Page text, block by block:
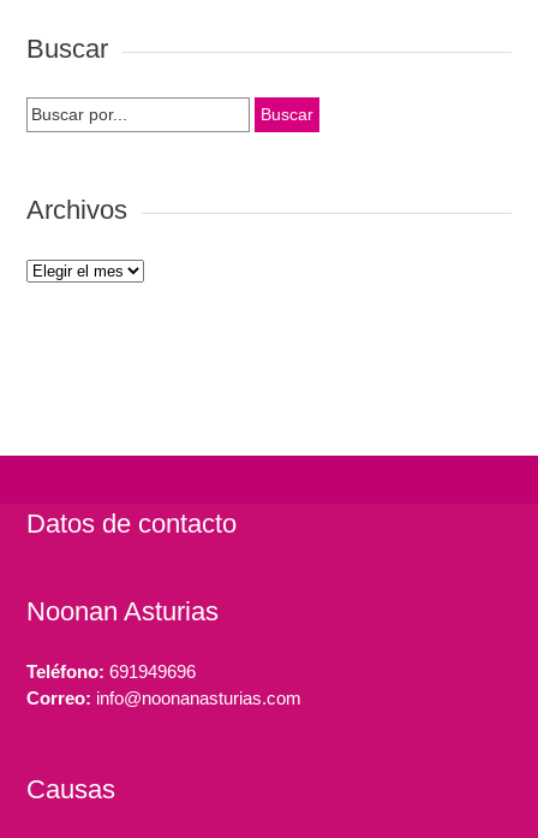
Buscar
Search
for:
Archivos
Archivos
Datos de contacto
Noonan Asturias
Teléfono: 691949696
Correo: info@noonanasturias.com
Causas